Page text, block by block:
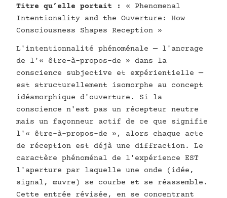
Titre qu’elle portait :
« Phenomenal
Intentionality and the Ouverture: How
Consciousness Shapes Reception »
L'intentionnalité phénoménale — l'ancrage
de l'« être-à-propos-de » dans la
conscience subjective et expérientielle —
est structurellement isomorphe au concept
idéamorphique d'ouverture. Si la
conscience n'est pas un récepteur neutre
mais un façonneur actif de ce que signifie
l'« être-à-propos-de », alors chaque acte
de réception est déjà une diffraction. Le
caractère phénoménal de l'expérience EST
l'aperture par laquelle une onde (idée,
signal, œuvre) se courbe et se réassemble.
Cette entrée révisée, en se concentrant